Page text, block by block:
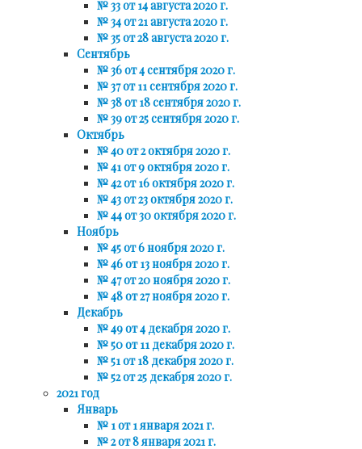
№ 33 от 14 августа 2020 г.
№ 34 от 21 августа 2020 г.
№ 35 от 28 августа 2020 г.
Сентябрь
№ 36 от 4 сентября 2020 г.
№ 37 от 11 сентября 2020 г.
№ 38 от 18 сентября 2020 г.
№ 39 от 25 сентября 2020 г.
Октябрь
№ 40 от 2 октября 2020 г.
№ 41 от 9 октября 2020 г.
№ 42 от 16 октября 2020 г.
№ 43 от 23 октября 2020 г.
№ 44 от 30 октября 2020 г.
Ноябрь
№ 45 от 6 ноября 2020 г.
№ 46 от 13 ноября 2020 г.
№ 47 от 20 ноября 2020 г.
№ 48 от 27 ноября 2020 г.
Декабрь
№ 49 от 4 декабря 2020 г.
№ 50 от 11 декабря 2020 г.
№ 51 от 18 декабря 2020 г.
№ 52 от 25 декабря 2020 г.
2021 год
Январь
№ 1 от 1 января 2021 г.
№ 2 от 8 января 2021 г.